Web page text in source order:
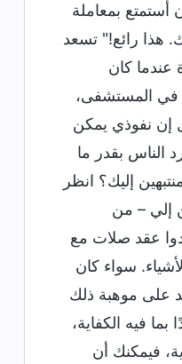
بمعاملة
هذا رائع!" تسعد
عندما كان
في المستشفى،
إن نفوذي يمكن
الناس بقدر ما
إليك؟ انظر
إلي – من
عقد صلات مع
سواء كان
على موهبة ذلك
فيه الكفاية،
فيمكنك أن